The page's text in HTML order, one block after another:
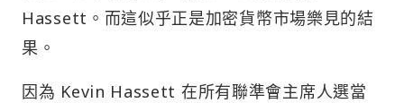
Hassett。而這似乎正是加密貨幣市場樂見的結
果。
因為 Kevin Hassett 在所有聯準會主席人選當